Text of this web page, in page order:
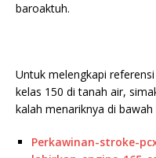
baroaktuh.
Untuk melengkapi
kelas 150 di tanah air,
kalah menariknya di
Perkawinan-stroke-